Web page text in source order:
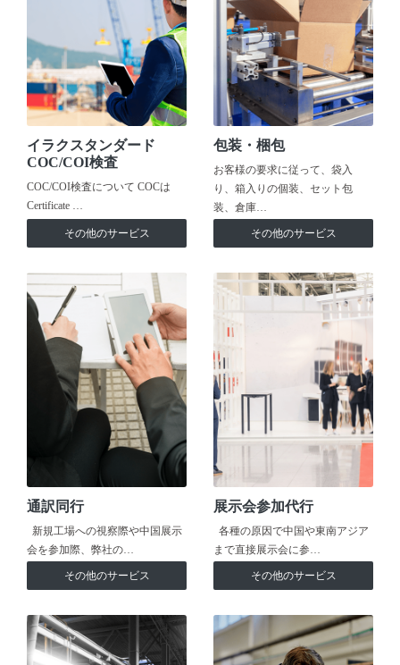
イラクスタンダード
COC/COI検査
COC/COI検査について COCは
Certificate …
その他のサービス
包装・梱包
お客様の要求に従って、袋入
り、箱入りの個装、セット包
装、倉庫…
その他のサービス
通訳同行
新規工場への視察際や中国展示
会を参加際、弊社の…
その他のサービス
展示会参加代行
各種の原因で中国や東南アジア
まで直接展示会に参…
その他のサービス